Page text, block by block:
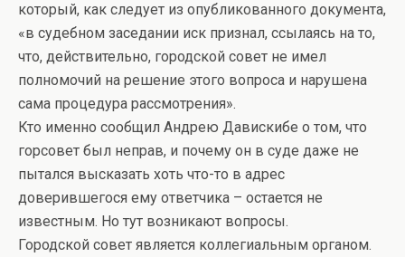
который, как следует из опубликованного документа,
«в судебном заседании иск признал, ссылаясь на то,
что, действительно, городской совет не имел
полномочий на решение этого вопроса и нарушена
сама процедура рассмотрения».
Кто именно сообщил Андрею Давискибе о том, что
горсовет был неправ, и почему он в суде даже не
пытался высказать хоть что-то в адрес
доверившегося ему ответчика – остается не
известным. Но тут возникают вопросы.
Городской совет является коллегиальным органом.